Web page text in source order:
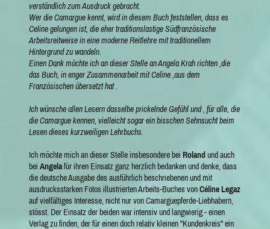
verständlich zum Ausdruck gebracht.
Wer die Camargue kennt, wird in diesem Buch feststellen, dass es
Celine gelungen ist, die eher traditionslastige Südfranzösische
Arbeitsreitweise in eine moderne Reitlehre mit traditionellem
Hintergrund zu wandeln.
Einen Dank möchte ich an dieser Stelle an Angela Krah richten ,die
das Buch, in enger Zusammenarbeit mit Celine ,aus dem
Französischen übersetzt hat .
Ich wünsche allen Lesern dasselbe prickelnde Gefühl und , für alle, die
die Camargue kennen, vielleicht sogar ein bisschen Sehnsucht beim
Lesen dieses kurzweiligen Lehrbuchs.
Ich möchte mich an dieser Stelle insbesondere bei Roland und auch
bei Angelafür ihren Einsatz ganz herzlich bedanken und denke, dass
die deutsche Ausgabe des ausführlich beschriebenen und mit
ausdrucksstarken Fotos illustrierten Arbeits-Buches vonCéline Legaz
auf vielfältiges Interesse, nicht nur von Camarguepferde-Liebhabern,
stösst. Der Einsatz der beiden war intensiv und langwierig - einen
Verlag zu finden, der für einen doch relativ kleinen "Kundenkreis" ein